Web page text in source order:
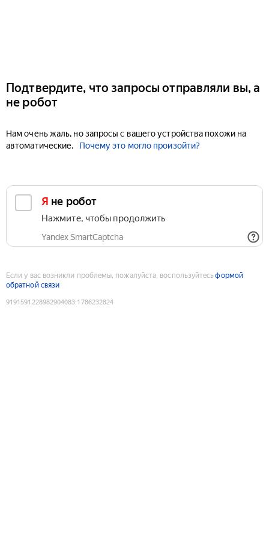
Подтвердите, что запросы отправляли вы, а
не робот
Нам очень жаль, но запросы с вашего устройства похожи на
автоматические.
Почему это могло произойти?
Я не робот
Нажмите, чтобы продолжить
Yandex SmartCaptcha
Если у вас возникли проблемы, пожалуйста, воспользуйтесьформой
обратной связи
9191591228982904083:1786232824